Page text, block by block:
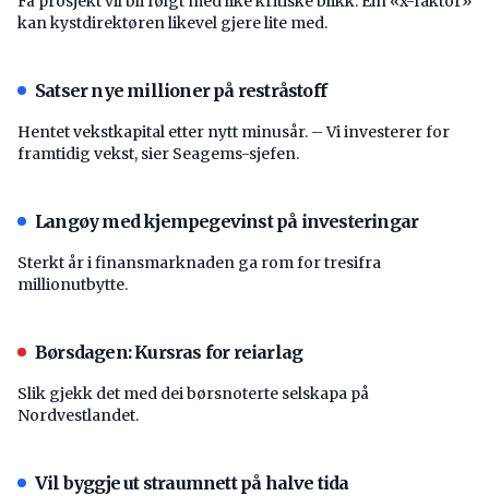
kan kystdirektøren likevel gjere lite med.
Satser nye millioner på restråstoff
Hentet vekstkapital etter nytt minusår. – Vi investerer for
framtidig vekst, sier Seagems-sjefen.
Langøy med kjempegevinst på investeringar
Sterkt år i finansmarknaden ga rom for tresifra
millionutbytte.
Børsdagen: Kursras for reiarlag
Slik gjekk det med dei børsnoterte selskapa på
Nordvestlandet.
Vil byggje ut straumnett på halve tida